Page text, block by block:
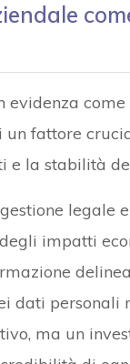
evidenza come
un fattore
e la stabilità
legale
impatti
dati personali
ma un